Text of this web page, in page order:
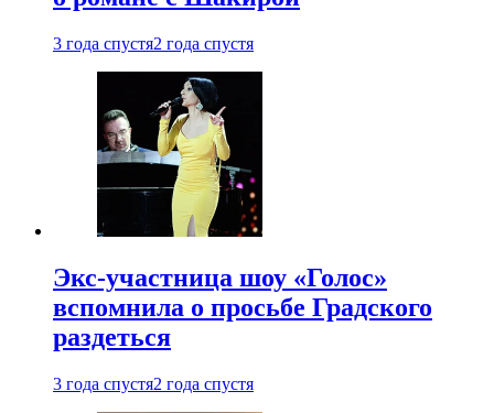
3 года спустя2 года спустя
Экс-участница шоу «Голос»
вспомнила о просьбе Градского
раздеться
3 года спустя2 года спустя